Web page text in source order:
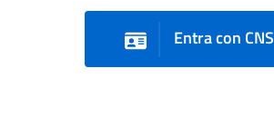
Entra con CNS